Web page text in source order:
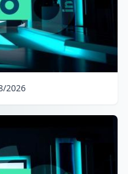
2026